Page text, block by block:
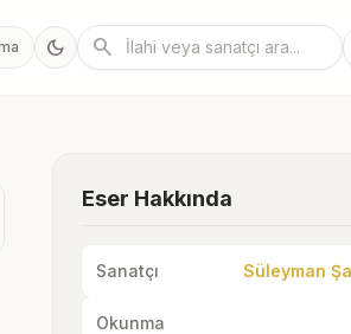
dark_mode search
Eser Hakkında
Sanatçı Süleyman
Okunma